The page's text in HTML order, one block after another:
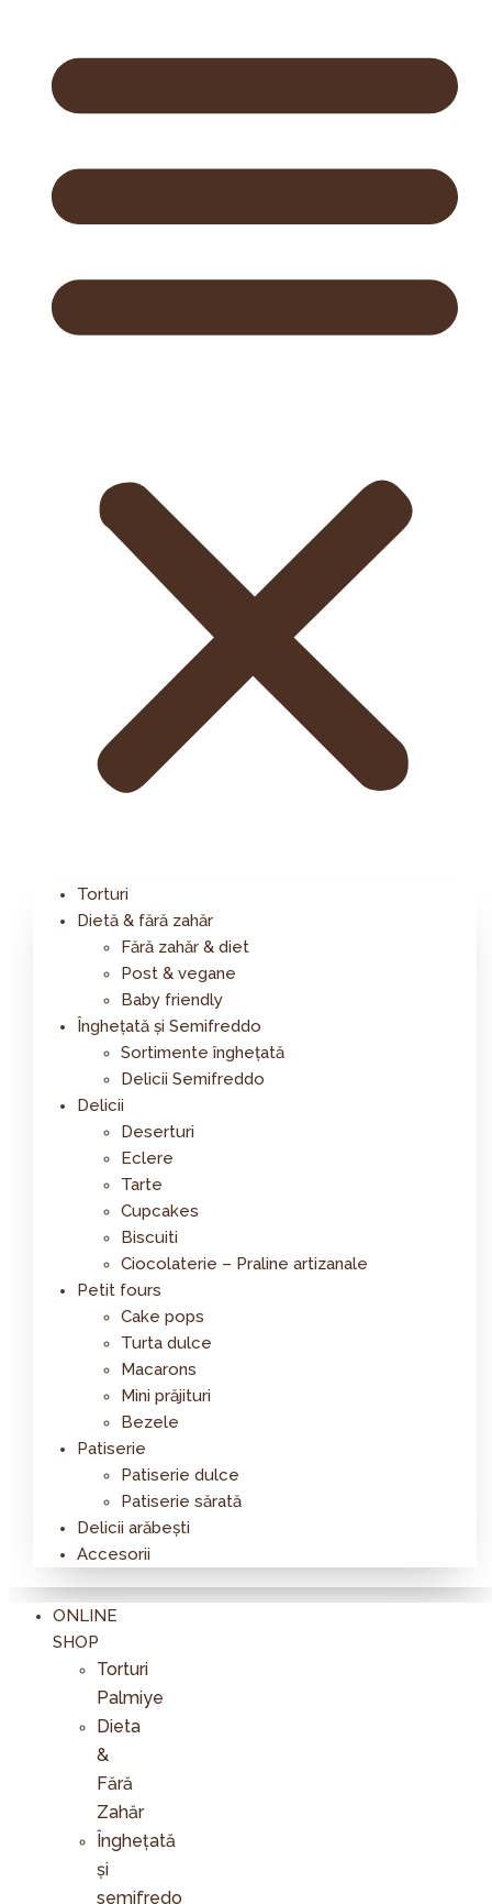
Torturi
Dietă & fără zahăr
Fără zahăr & diet
Post & vegane
Baby friendly
Înghețată și Semifreddo
Sortimente înghețată
Delicii Semifreddo
Delicii
Deserturi
Eclere
Tarte
Cupcakes
Biscuiti
Ciocolaterie – Praline artizanale
Petit fours
Cake pops
Turta dulce
Macarons
Mini prăjituri
Bezele
Patiserie
Patiserie dulce
Patiserie sărată
Delicii arăbești
Accesorii
ONLINE
SHOP
Torturi
Palmiye
Dieta
&
Fără
Zahăr
Înghețată
și
semifredo